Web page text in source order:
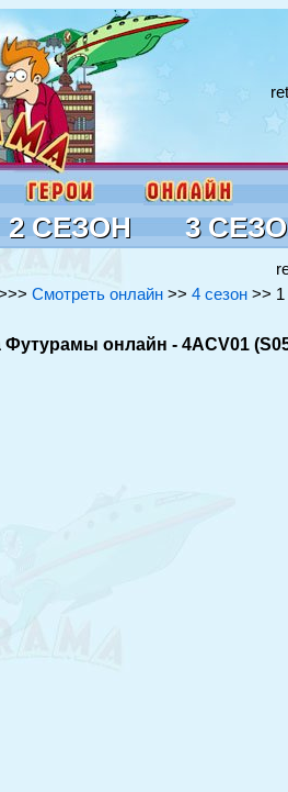
2 СЕЗОН 3
Смотреть онлайн >> 4 сезон >> 1
Футурамы онлайн - 4ACV01